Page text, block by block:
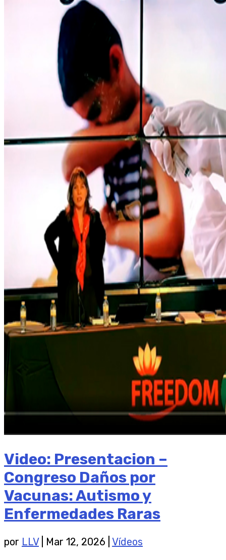
Video: Presentacion –
Congreso Daños por
Vacunas: Autismo y
Enfermedades Raras
por LLV| Mar 12, 2026 Vídeos